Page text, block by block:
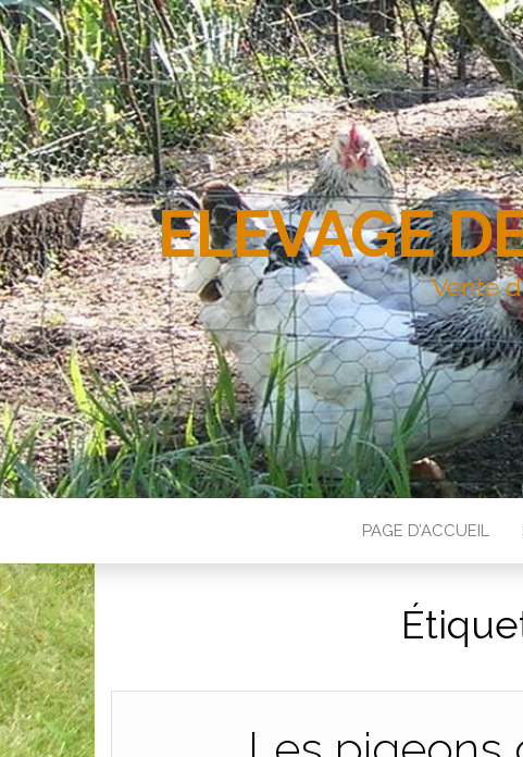
ELEVAGE
Vente
PAGE D’ACCUEIL